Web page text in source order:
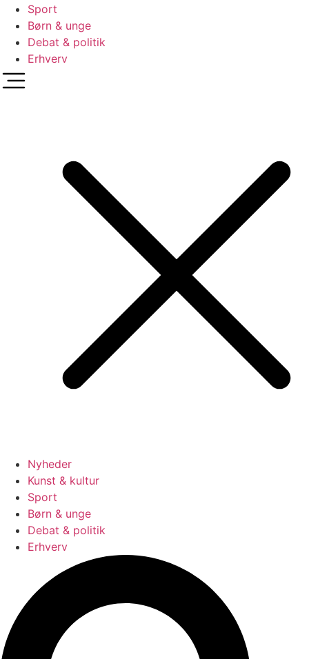
Sport
Børn & unge
Debat & politik
Erhverv
Nyheder
Kunst & kultur
Sport
Børn & unge
Debat & politik
Erhverv